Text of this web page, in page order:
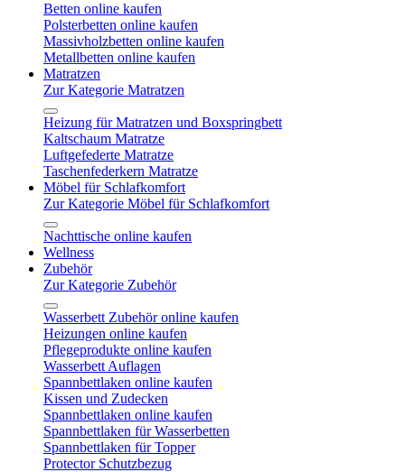
Betten online kaufen
Polsterbetten online kaufen
Massivholzbetten online kaufen
Metallbetten online kaufen
Matratzen
Zur Kategorie Matratzen
Heizung für Matratzen und Boxspringbett
Kaltschaum Matratze
Luftgefederte Matratze
Taschenfederkern Matratze
Möbel für Schlafkomfort
Zur Kategorie Möbel für Schlafkomfort
Nachttische online kaufen
Wellness
Zubehör
Zur Kategorie Zubehör
Wasserbett Zubehör online kaufen
Heizungen online kaufen
Pflegeprodukte online kaufen
Wasserbett Auflagen
Spannbettlaken online kaufen
Kissen und Zudecken
Spannbettlaken online kaufen
Spannbettlaken für Wasserbetten
Spannbettlaken für Topper
Protector Schutzbezug